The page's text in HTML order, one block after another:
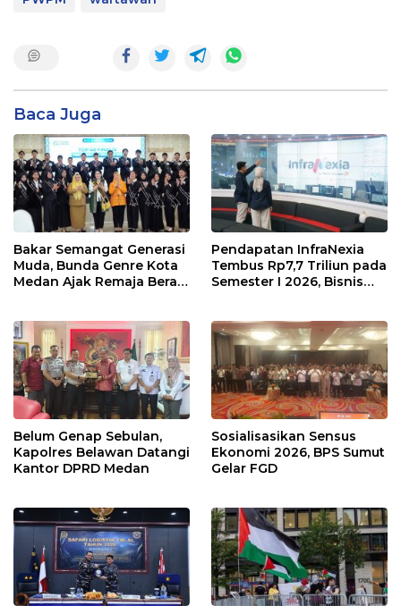
Baca Juga
Bakar Semangat Generasi
Muda, Bunda Genre Kota
Medan Ajak Remaja Berani
Pendapatan InfraNexia
Tembus Rp7,7 Triliun pada
Semester I 2026, Bisnis
Belum Genap Sebulan,
Kapolres Belawan Datangi
Kantor DPRD Medan
Sosialisasikan Sensus
Ekonomi 2026, BPS Sumut
Gelar FGD